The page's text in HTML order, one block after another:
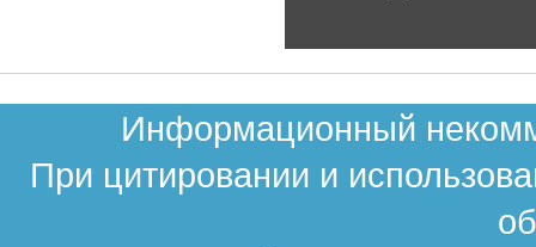
Информационный
При цитировании и